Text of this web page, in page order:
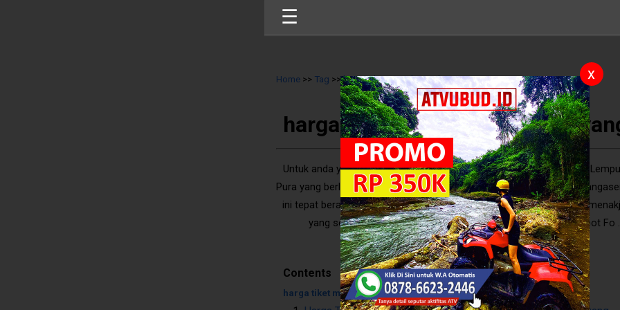
x
☰
Home >> Tag >>harga tiket masuk pura lempuyang >>
harga tiket masuk pura
Untuk anda yang sedang liburan di Bali, sudahkah mengunjungi Pura
Pura yang berlokasi di Desa Tista, Kecamatan Abang, Kabupaten
ini tepat berada di atas bukit di bagian Bali Timur, begitu megah dan
yang setara dengan Pura Besakih. Pura Lempuyang Dengan Spot Fo
5/10Reviews
Contents
harga tiket masuk pura lempuyang